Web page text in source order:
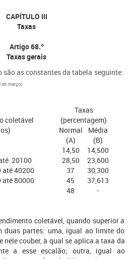
CAPÍTULO III
Taxas
Artigo 68.º
Taxas gerais
são as constantes da tabela seguinte:
de março)
coletável
Taxas
(percentagem)
Normal
(A)
Média
(B)
14,50
14,500
20100
28,50
23,600
até 40200
37
30,300
até 80000
45
37,613
48 -
coletável, quando superior a
duas partes: uma, igual ao limite do
nele couber, à qual se aplica a taxa da
a esse escalão; outra, igual ao